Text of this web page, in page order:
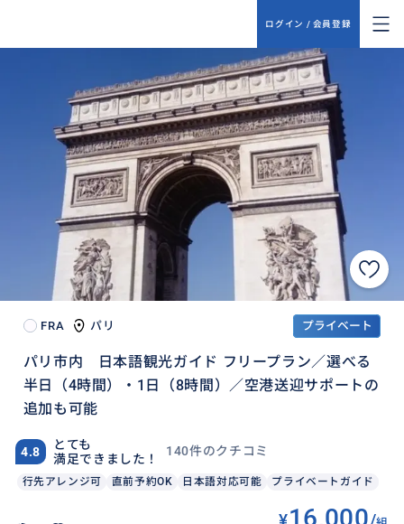
ログイン / 会員登録
FRA パリ プライベート
パリ市内 日本語観光ガイド フリープラン／選べる
半日（4時間）・1日（8時間）／空港送迎サポートの
追加も可能
4.8
とても
満足できました！
140件のクチコミ
行先アレンジ可 直前予約OK 日本語対応可能 プライベートガイド